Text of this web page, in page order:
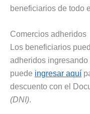
beneficiarios de todo
Comercios adheridos
Los beneficiarios
adheridos ingresando
puede ingresar aquí
descuento con el
(DNI).